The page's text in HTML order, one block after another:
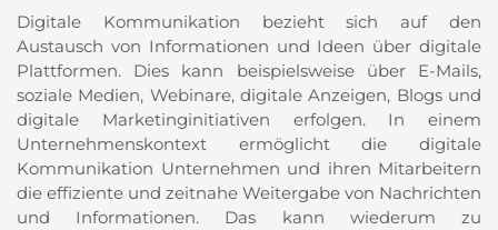
Digitale Kommunikation bezieht sich auf den
Austausch von Informationen und Ideen über digitale
Plattformen. Dies kann beispielsweise über E-Mails,
soziale Medien, Webinare, digitale Anzeigen, Blogs und
digitale Marketinginitiativen erfolgen. In einem
Unternehmenskontext ermöglicht die digitale
Kommunikation Unternehmen und ihren Mitarbeitern
die effiziente und zeitnahe Weitergabe von Nachrichten
und Informationen. Das kann wiederum zu